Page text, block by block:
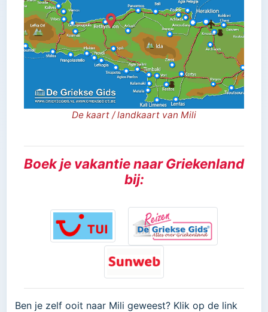
De kaart / landkaart van Mili
Boek je vakantie naar Griekenland
bij:
Ben je zelf ooit naar Mili geweest? Klik op de link